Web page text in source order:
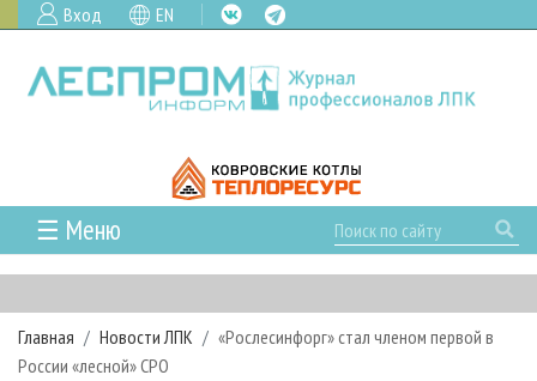
Вход EN
☰ Меню
ГЛАВНАЯ
РУБРИКИ И ТЕМЫ
РУБРИКИ ЖУРНАЛА
НОВОСТИ
Главная Новости ЛПК
«Рослесинфорг» стал членом первой в
России «лесной» СРО